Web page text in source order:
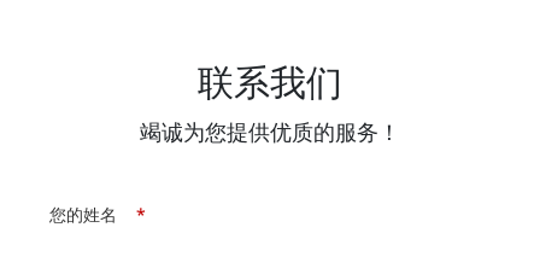
联系我们
竭诚为您提供优质的服务！
*
您的姓名